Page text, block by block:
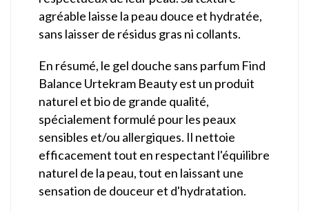
agréable laisse la peau douce et hydratée,
sans laisser de résidus gras ni collants.
En résumé, le gel douche sans parfum Find
Balance Urtekram Beauty est un produit
naturel et bio de grande qualité,
spécialement formulé pour les peaux
sensibles et/ou allergiques. Il nettoie
efficacement tout en respectant l'équilibre
naturel de la peau, tout en laissant une
sensation de douceur et d'hydratation.